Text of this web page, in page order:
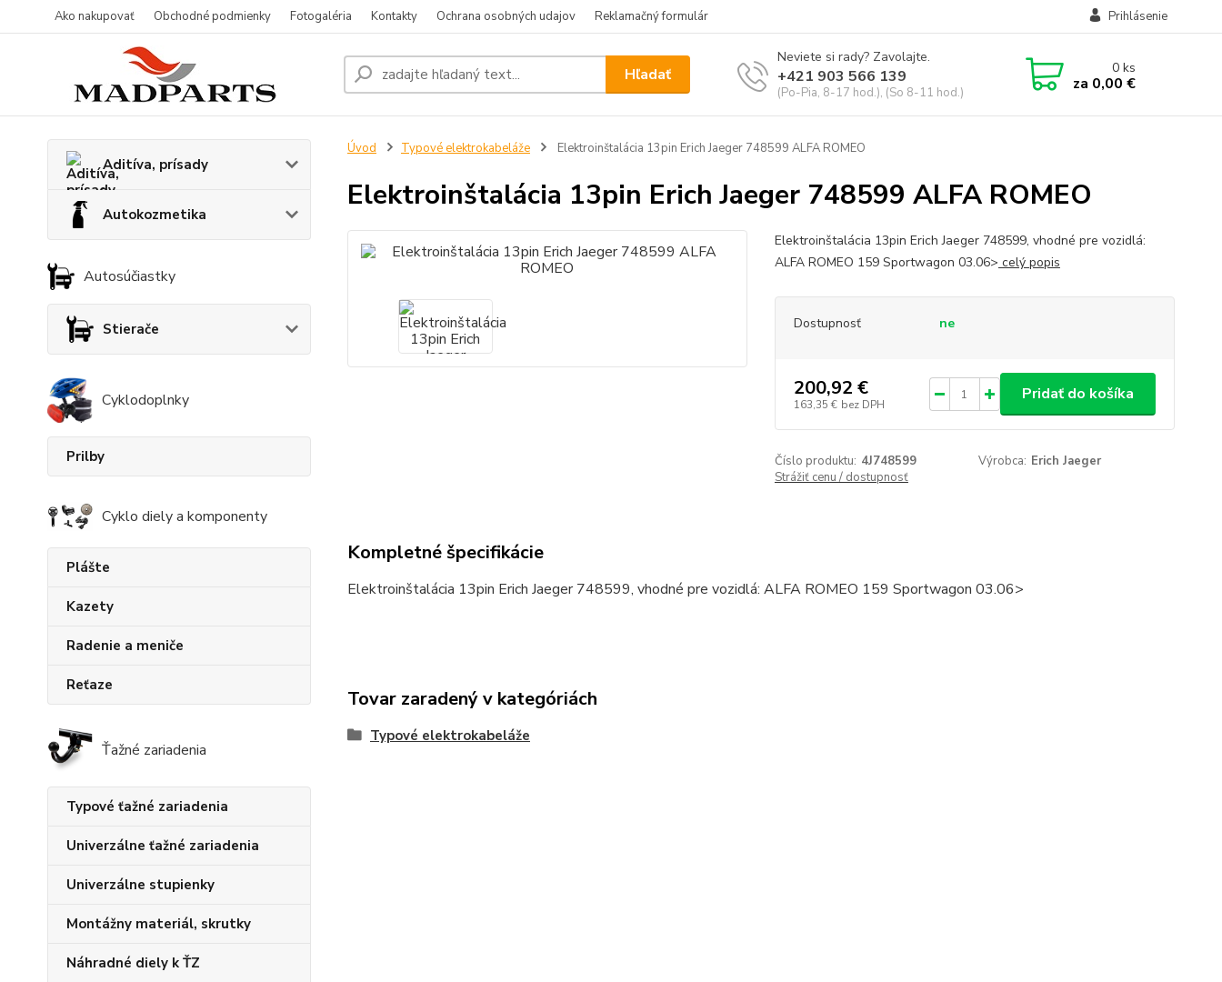
Ako nakupovať Obchodné podmienky Fotogaléria Kontakty Ochrana osobných udajov Reklamačný formulár Prihlásenie
Hľadať
Neviete si rady? Zavolajte.
+421 903 566 139
(Po-Pia, 8-17 hod.), (So 8-11 hod.)
0ks
za 0,00 €
Aditíva, prísady
Autokozmetika
Autosúčiastky
Stierače
Cyklodoplnky
Prilby
Cyklo diely a komponenty
Plášte
Kazety
Radenie a meniče
Reťaze
Ťažné zariadenia
Typové ťažné zariadenia
Univerzálne ťažné zariadenia
Univerzálne stupienky
Montážny materiál, skrutky
Náhradné diely k ŤZ
Úvod Typové elektrokabeláže Elektroinštalácia 13pin Erich Jaeger 748599 ALFA ROMEO
Elektroinštalácia 13pin Erich Jaeger 748599 ALFA ROMEO
Elektroinštalácia 13pin Erich Jaeger 748599, vhodné pre vozidlá:
ALFA ROMEO 159 Sportwagon 03.06> celý popis
Dostupnosť ne
200,92 €
163,35 € bez DPH
Pridať do košíka
Číslo produktu: 4J748599 Výrobca: Erich Jaeger
Strážiť cenu / dostupnosť
Kompletné špecifikácie
Elektroinštalácia 13pin Erich Jaeger 748599, vhodné pre vozidlá: ALFA ROMEO 159 Sportwagon 03.06>
Tovar zaradený v kategóriách
Typové elektrokabeláže